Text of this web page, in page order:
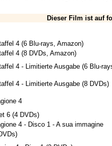
Dieser Film ist auf
4 (6 Blu-rays, Amazon)
4 (8 DVDs, Amazon)
4 - Limitierte Ausgabe (6 Blu-
4 - Limitierte Ausgabe (8 DVDs)
4
6 (4 DVDs)
4 - Disco 1 - A sua immagine